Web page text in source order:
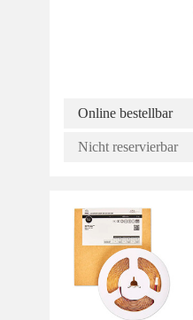
Online bestellbar
Nicht reservierbar